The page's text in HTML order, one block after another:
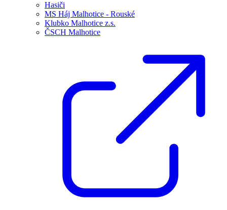
Hasiči
MS Háj Malhotice - Rouské
Klubko Malhotice z.s.
ČSCH Malhotice